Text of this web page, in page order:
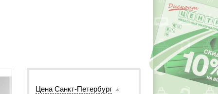
Цена Санкт-Петербург